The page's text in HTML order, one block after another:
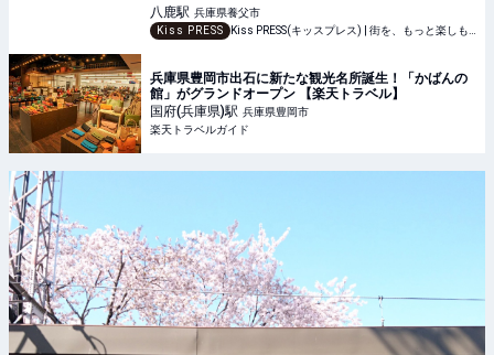
八鹿駅 兵庫県養父市
Kiss PRESS
兵庫県豊岡市出石に新たな観光名所誕生！「かばんの
館」がグランドオープン 【楽天トラベル】
国府(兵庫県)駅 兵庫県豊岡市
楽天トラベルガイド